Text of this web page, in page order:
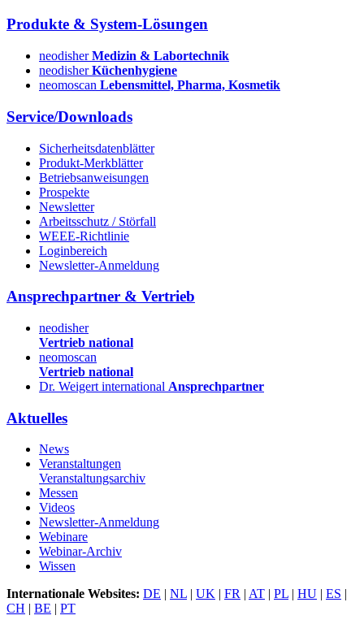
Produkte & System-Lösungen
neodisherMedizin & Labortechnik
neodisherKüchenhygiene
neomoscan Lebensmittel, Pharma, Kosmetik
Service/Downloads
Sicherheitsdatenblätter
Produkt-Merkblätter
Betriebsanweisungen
Prospekte
Newsletter
Arbeitsschutz / Störfall
WEEE-Richtlinie
Loginbereich
Newsletter-Anmeldung
Ansprechpartner & Vertrieb
neodisher
Vertrieb national
neomoscan
Vertrieb national
Dr. Weigert international Ansprechpartner
Aktuelles
News
Veranstaltungen
Veranstaltungsarchiv
Messen
Videos
Newsletter-Anmeldung
Webinare
Webinar-Archiv
Wissen
Internationale Websites: DE | NL | UK | FR | AT | PL | HU | ES |
CH | BE | PT